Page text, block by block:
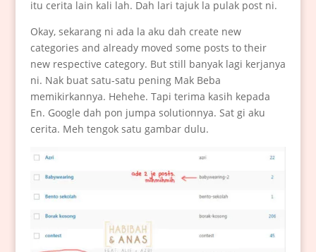
itu cerita lain kali lah. Dah lari tajuk la pulak post ni.
Okay, sekarang ni ada la aku dah create new
categories and already moved some posts to their
new respective category. But still banyak lagi kerjanya
ni. Nak buat satu-satu pening Mak Beba
memikirkannya. Hehehe. Tapi terima kasih kepada
En. Google dah pon jumpa solutionnya. Sat gi aku
cerita. Meh tengok satu gambar dulu.